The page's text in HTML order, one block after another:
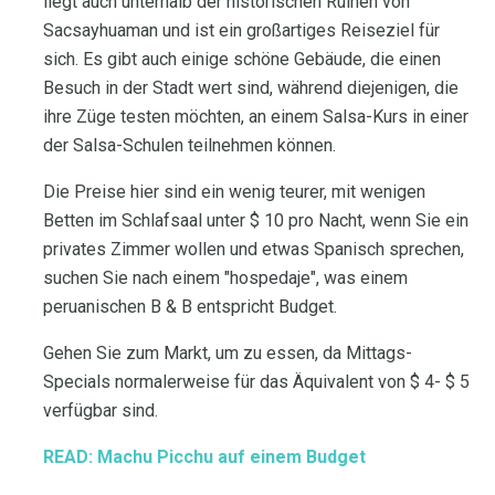
Sacsayhuaman und ist ein großartiges Reiseziel für
sich. Es gibt auch einige schöne Gebäude, die einen
Besuch in der Stadt wert sind, während diejenigen, die
ihre Züge testen möchten, an einem Salsa-Kurs in einer
der Salsa-Schulen teilnehmen können.
Die Preise hier sind ein wenig teurer, mit wenigen
Betten im Schlafsaal unter $ 10 pro Nacht, wenn Sie ein
privates Zimmer wollen und etwas Spanisch sprechen,
suchen Sie nach einem "hospedaje", was einem
peruanischen B & B entspricht Budget.
Gehen Sie zum Markt, um zu essen, da Mittags-
Specials normalerweise für das Äquivalent von $ 4- $ 5
verfügbar sind.
READ: Machu Picchu auf einem Budget